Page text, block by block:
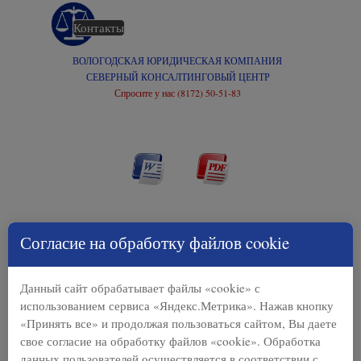
Согласие на обработку файлов cookie
Данный сайт обрабатывает файлы «cookie» с
использованием сервиса «Яндекс.Метрика». Нажав кнопку
«Принять все» и продолжая пользоваться сайтом, Вы даете
свое согласие на обработку файлов «cookie». Обработка
Перейти к контенту
СЕВЕРНЫЙ КОНСАЛТИНГОВЫЙ ЦЕНТР
ВОЛОГОДСКАЯ ЮРИДИЧЕСКАЯ КОМПАНИЯ
Спросите у нас (8172) 50-51-83
Главная
Контакты